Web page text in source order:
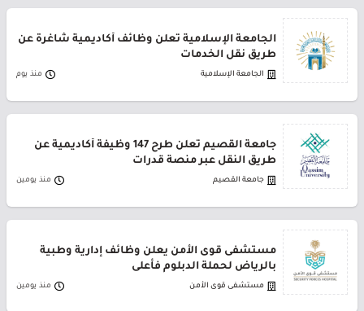
الجامعة الإسلامية تعلن وظائف أكاديمية شاغرة عن
طريق نقل الخدمات
الجامعة الإسلامية منذ يوم
جامعة القصيم تعلن طرح 147 وظيفة أكاديمية عن
طريق النقل عبر منصة قدرات
جامعة القصيم منذ يومين
مستشفى قوى الأمن يعلن وظائف إدارية وطبية
بالرياض لحملة الدبلوم فأعلى
مستشفى قوى الأمن منذ يومين